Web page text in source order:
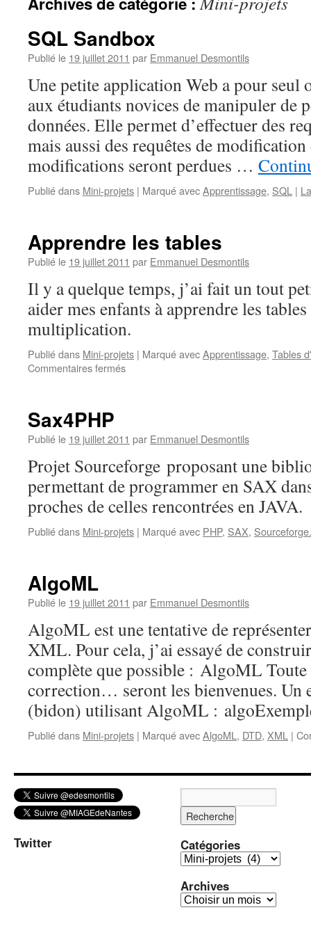
SQL Sandbox
Publié le 19 juillet 2011 par Emmanuel Desmontils
Une petite application Web a pour seul
aux étudiants novices de manipuler de
données. Elle permet d’effectuer des
mais aussi des requêtes de modification
modifications seront perdues …
Publié dans Mini-projets | Marqué avecApprentissage, SQL |
Apprendre les tables
Publié le 19 juillet 2011 par Emmanuel Desmontils
Il y a quelque temps, j’ai fait un tout
aider mes enfants à apprendre les
multiplication.
Publié dans Mini-projets | Marqué avecApprentissage, Tables
Commentaires fermés
Sax4PHP
Publié le 19 juillet 2011 par Emmanuel Desmontils
Projet Sourceforge proposant une
permettant de programmer en SAX
proches de celles rencontrées en JAVA.
Publié dans Mini-projets | Marqué avec PHP, SAX,
AlgoML
Publié le 19 juillet 2011 par Emmanuel Desmontils
AlgoML est une tentative de
XML. Pour cela, j’ai essayé de
complète que possible : AlgoML Toute
correction… seront les bienvenues. Un
(bidon) utilisant AlgoML :
Publié dans Mini-projets | Marqué avecAlgoML , DTD, XML |
Twitter Catégories
C
t
é
Archives
A